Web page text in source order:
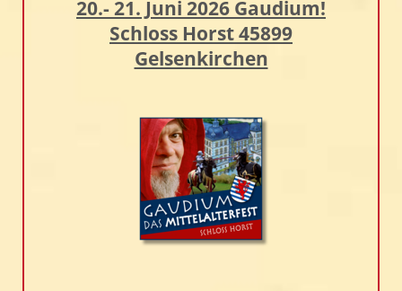
20.- 21. Juni 2026 Gaudium!
Schloss Horst 45899
Gelsenkirchen